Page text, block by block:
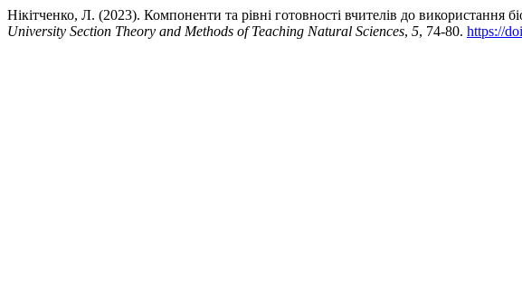
Нікітченко, Л. (2023). Компоненти та рівні готовності вчителів до використання
University Section Theory and Methods of Teaching Natural Sciences, 5, 74-80. https://